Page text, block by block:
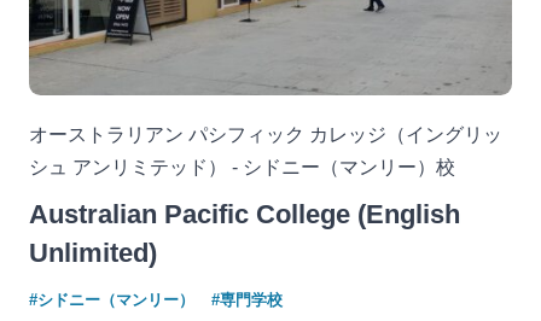
オーストラリアン パシフィック カレッジ（イングリッ
シュ アンリミテッド） - シドニー（マンリー）校
Australian Pacific College (English
Unlimited)
#シドニー（マンリー） #専門学校